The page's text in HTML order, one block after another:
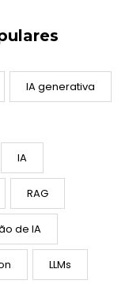
IA generativa
IA
RAG
de IA
LLMs